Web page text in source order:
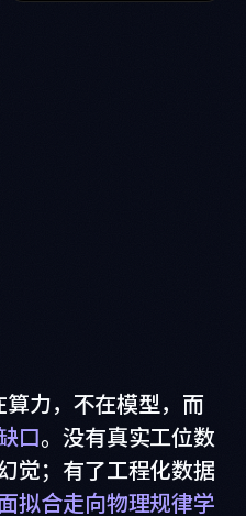
算力， 不在模型， 而
口。 没有真实工位数
觉； 有了工程化数据
拟合走向物理规律学